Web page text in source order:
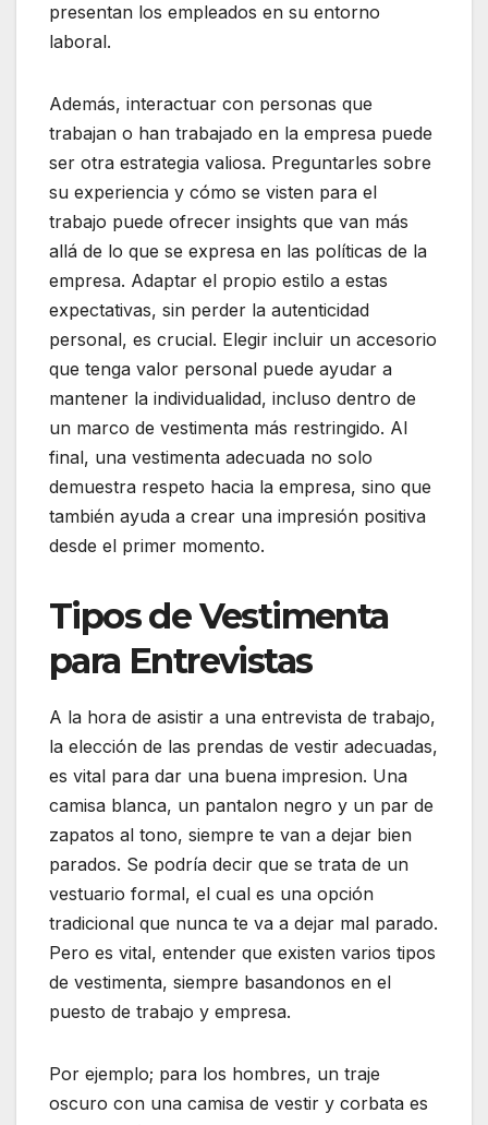
presentan los empleados en su entorno
laboral.
Además, interactuar con personas que
trabajan o han trabajado en la empresa puede
ser otra estrategia valiosa. Preguntarles sobre
su experiencia y cómo se visten para el
trabajo puede ofrecer insights que van más
allá de lo que se expresa en las políticas de la
empresa. Adaptar el propio estilo a estas
expectativas, sin perder la autenticidad
personal, es crucial. Elegir incluir un accesorio
que tenga valor personal puede ayudar a
mantener la individualidad, incluso dentro de
un marco de vestimenta más restringido. Al
final, una vestimenta adecuada no solo
demuestra respeto hacia la empresa, sino que
también ayuda a crear una impresión positiva
desde el primer momento.
Tipos de Vestimenta
para Entrevistas
A la hora de asistir a una entrevista de trabajo,
la elección de las prendas de vestir adecuadas,
es vital para dar una buena impresion. Una
camisa blanca, un pantalon negro y un par de
zapatos al tono, siempre te van a dejar bien
parados. Se podría decir que se trata de un
vestuario formal, el cual es una opción
tradicional que nunca te va a dejar mal parado.
Pero es vital, entender que existen varios tipos
de vestimenta, siempre basandonos en el
puesto de trabajo y empresa.
Por ejemplo; para los hombres, un traje
oscuro con una camisa de vestir y corbata es